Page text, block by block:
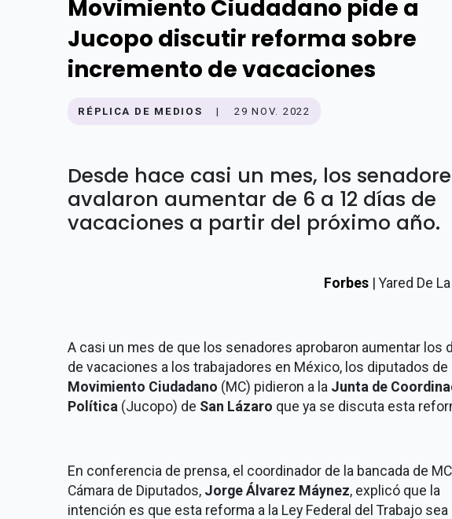
Movimiento Ciudadano pide a
Jucopo discutir reforma sobre
incremento de vacaciones
RÉPLICA DE MEDIOS | 29 NOV. 2022
Desde hace casi un mes, los
avalaron aumentar de 6 a 12 días de
vacaciones a partir del próximo año.
Forbes | Yared De
A casi un mes de que los senadores aprobaron aumentar los
de vacaciones a los trabajadores en México, los diputados de
Movimiento Ciudadano (MC) pidieron a la Junta de
Política (Jucopo) de San Lázaro que ya se discuta esta
En conferencia de prensa, el coordinador de la bancada de
Cámara de Diputados, Jorge Álvarez Máynez, explicó que la
intención es que esta reforma a la Ley Federal del Trabajo sea